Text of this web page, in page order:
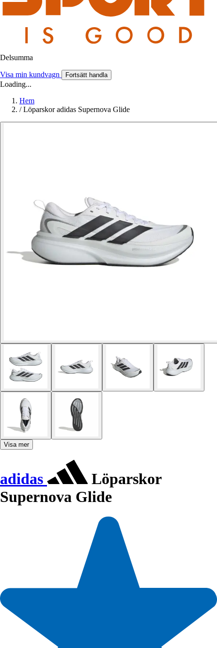
Delsumma
Visa min kundvagn Fortsätt handla
Loading...
Hem
/ Löparskor adidas Supernova Glide
Visa mer
adidas
Löparskor
Supernova Glide